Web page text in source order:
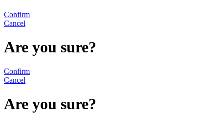
Confirm
Cancel
Are you sure?
Confirm
Cancel
Are you sure?